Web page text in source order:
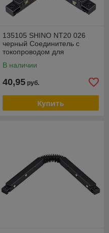
135105 SHINO NT20 026
черный Соединитель с
токопроводом для
FLUM
В наличии
40,95 руб.
Купить